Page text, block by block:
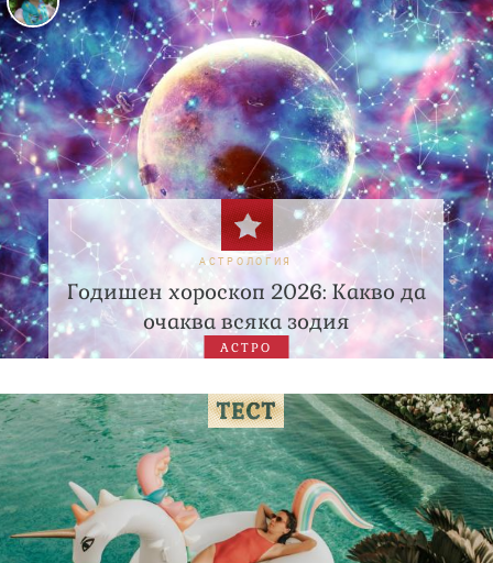
АСТРОЛОГИЯ
Годишен хороскоп 2026: Какво да
очаква всяка зодия
АСТРО